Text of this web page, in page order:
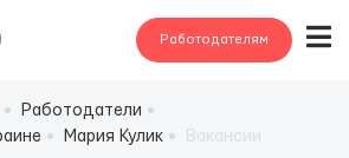
Работодателям
Работодатели
Мария Кулик